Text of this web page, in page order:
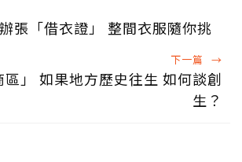
張「借衣證」 整間衣服隨你挑
下一篇 →
區」 如果地方歷史往生 如何談創
生？